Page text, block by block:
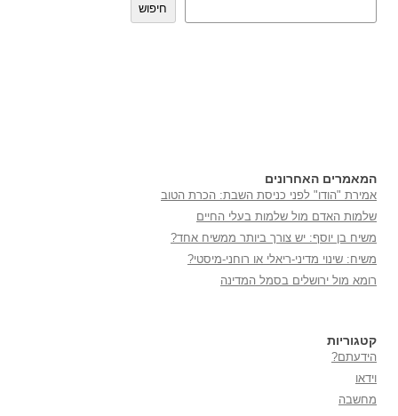
חיפוש
המאמרים האחרונים
אמירת "הודו" לפני כניסת השבת: הכרת הטוב
שלמות האדם מול שלמות בעלי החיים
משיח בן יוסף: יש צורך ביותר ממשיח אחד?
משיח: שינוי מדיני-ריאלי או רוחני-מיסטי?
רומא מול ירושלים בסמל המדינה
קטגוריות
הידעתם?
וידאו
מחשבה